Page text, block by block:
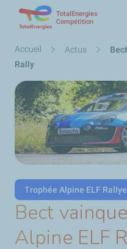
TotalEnergies
Compétition
Fil
d'Ariane
Accueil Actus
Rally
Trophée Alpine ELF Rallye
Bect
Alpine ELF